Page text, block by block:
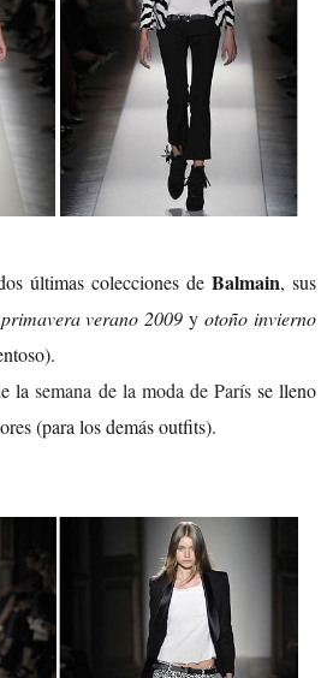
últimas colecciones deBalmain, sus
primavera verano 2009 yotoño invierno
lasemana de la moda de París se lleno
(para los demás outfits).